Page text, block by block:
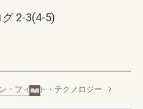
2-3(4-5)
・フィット・テクノロジー